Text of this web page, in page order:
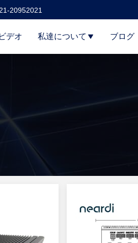
20952021
ビデオ 私達について ブログ